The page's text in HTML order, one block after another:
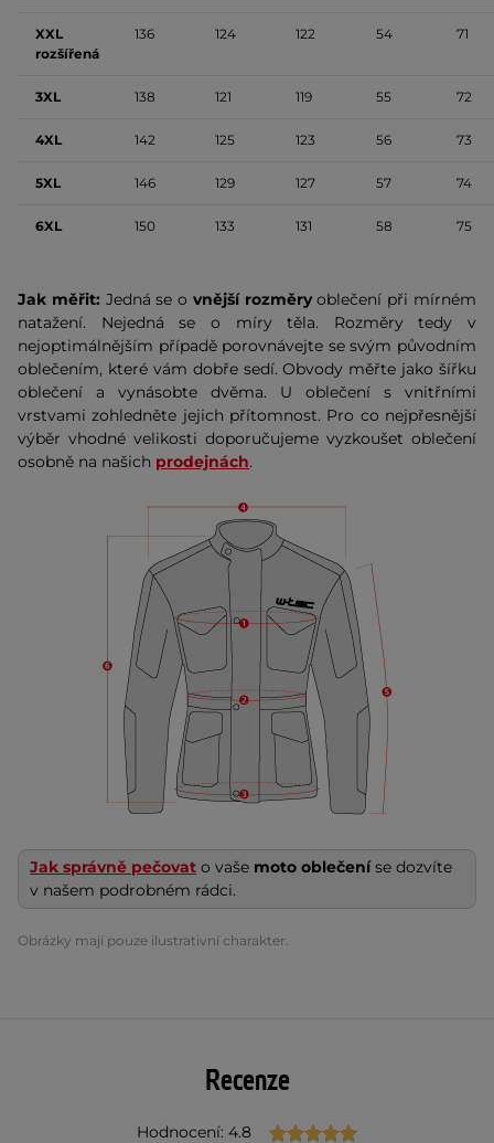
XXL
rozšířená
136 124 122 54 71
3XL 138 121 119 55 72
4XL 142 125 123 56 73
5XL 146 129 127 57 74
6XL 150 133 131 58 75
Jak měřit: Jedná se o vnější rozměryoblečení při mírném
natažení. Nejedná se o míry těla. Rozměry tedy v
nejoptimálnějším případě porovnávejte se svým původním
oblečením, které vám dobře sedí. Obvody měřte jako šířku
oblečení a vynásobte dvěma. U oblečení s vnitřními
vrstvami zohledněte jejich přítomnost. Pro co nejpřesnější
výběr vhodné velikosti doporučujeme vyzkoušet oblečení
osobně na našich prodejnách.
Jak správně pečovat o vaše moto oblečeníse dozvíte
v našem podrobném rádci.
Obrázky mají pouze ilustrativní charakter.
Recenze
Hodnocení: 4.8